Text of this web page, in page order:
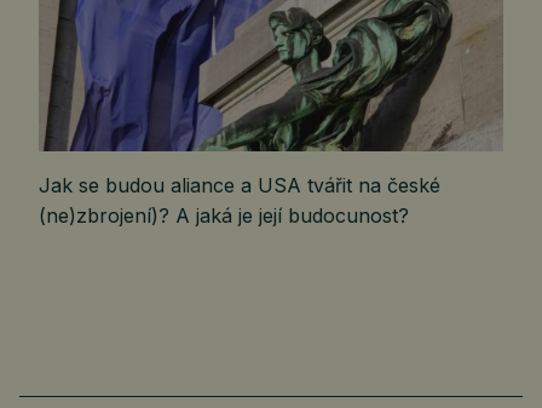
Jak se budou aliance a USA tvářit na české
(ne)zbrojení)? A jaká je její budocunost?